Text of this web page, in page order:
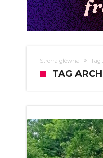
Strona główna Tag
TAG